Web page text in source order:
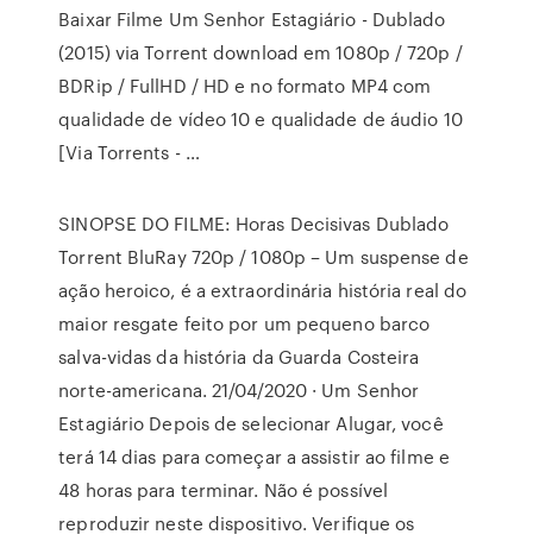
Baixar Filme Um Senhor Estagiário - Dublado
(2015) via Torrent download em 1080p / 720p /
BDRip / FullHD / HD e no formato MP4 com
qualidade de vídeo 10 e qualidade de áudio 10
[Via Torrents - …
SINOPSE DO FILME: Horas Decisivas Dublado
Torrent BluRay 720p / 1080p – Um suspense de
ação heroico, é a extraordinária história real do
maior resgate feito por um pequeno barco
salva-vidas da história da Guarda Costeira
norte-americana. 21/04/2020 · Um Senhor
Estagiário Depois de selecionar Alugar, você
terá 14 dias para começar a assistir ao filme e
48 horas para terminar. Não é possível
reproduzir neste dispositivo. Verifique os